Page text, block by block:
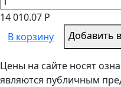
14 010.07 Р
В корзину
Добавить
Цены на сайте носят
являются публичным